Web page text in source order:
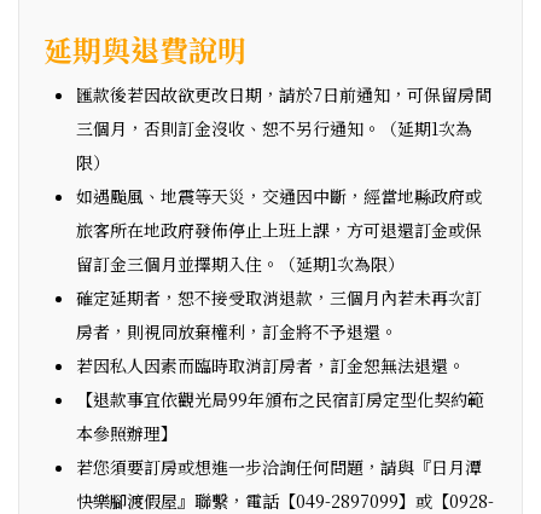
延期與退費說明
匯款後若因故欲更改日期，請於7日前通知，可保留房間
三個月，否則訂金沒收、恕不另行通知。（延期1次為
限）
如遇颱風、地震等天災，交通因中斷，經當地縣政府或
旅客所在地政府發佈停止上班上課，方可退還訂金或保
留訂金三個月並擇期入住。（延期1次為限）
確定延期者，恕不接受取消退款，三個月內若未再次訂
房者，則視同放棄權利，訂金將不予退還。
若因私人因素而臨時取消訂房者，訂金恕無法退還。
【退款事宜依觀光局99年頒布之民宿訂房定型化契約範
本參照辦理】
若您須要訂房或想進一步洽詢任何問題，請與『日月潭
快樂腳渡假屋』聯繫，電話【049-2897099】或【0928-